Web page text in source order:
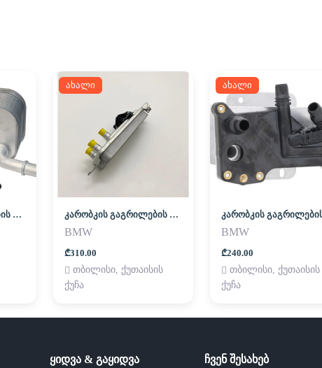
კარობკის გაგრილების რადიატორი (გოჭი)
ახალი
კარობკის გაგრილების რადიატორი (გოჭი)
BMW
₾310.00
თბილისი, ქუთაისის
ქუჩა
ახალი
BMW
₾240.00
თბილისი, ქუთაისის
ქუჩა
ყიდვა & გაყიდვა ჩვენ შესახებ